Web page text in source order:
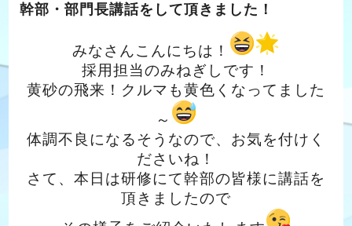
幹部・部門長講話をして頂きました！
みなさんこんにちは！
採用担当のみねぎしです！
黄砂の飛来！クルマも黄色くなってました
～
体調不良になるそうなので、お気を付けく
ださいね！
さて、本日は研修にて幹部の皆様に講話を
頂きましたので